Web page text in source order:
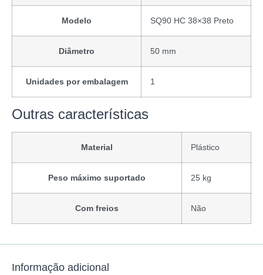
Modelo SQ90 HC 38×38 Preto
Diâmetro 50 mm
Unidades por embalagem 1
Outras características
Material Plástico
Peso máximo suportado 25 kg
Com freios Não
Informação adicional